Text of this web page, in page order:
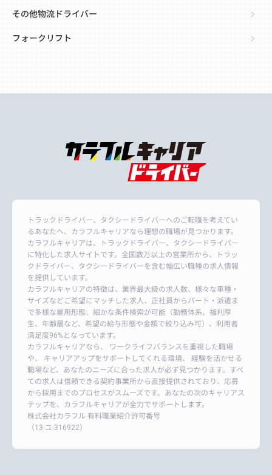
その他物流ドライバー
フォークリフト
トラックドライバー、タクシードライバーへのご転職を考えてい
るあなたへ、カラフルキャリアなら理想の職場が見つかります。
カラフルキャリアは、トラックドライバー、タクシードライバー
に特化した求人サイトです。全国数万以上の営業所から、トラッ
クドライバー、タクシードライバーを含む幅広い職種の求人情報
を提供しています。
カラフルキャリアの特徴は、業界最大級の求人数、様々な車種・
サイズなどご希望にマッチした求人、正社員からパート・派遣ま
で多様な雇用形態、細かな条件検索が可能（勤務体系、福利厚
生、年齢層など、希望の給与形態や金額で絞り込み可）、利用者
満足度96%となっています。
カラフルキャリアなら、 ワークライフバランスを重視した職場
や、 キャリアアップをサポートしてくれる環境、 経験を活かせる
職場など、あなたのニーズに合った求人が必ず見つかります。すべ
ての求人は信頼できる契約事業所から直接提供されており、応募
から採用までのプロセスがスムーズです。あなたの次のキャリアス
テップを、カラフルキャリアが全力でサポートします。
株式会社カラフル 有料職業紹介許可番号
（13-ユ-316922）